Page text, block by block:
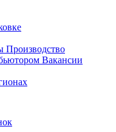
Производство
Вакансии